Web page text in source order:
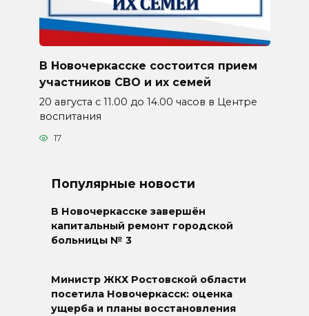
В Новочеркасске состоится прием
участников СВО и их семей
20 августа с 11.00 до 14.00 часов в Центре
воспитания
17
Популярные новости
В Новочеркасске завершён
капитальный ремонт городской
больницы № 3
Министр ЖКХ Ростовской области
посетила Новочеркасск: оценка
ущерба и планы восстановления